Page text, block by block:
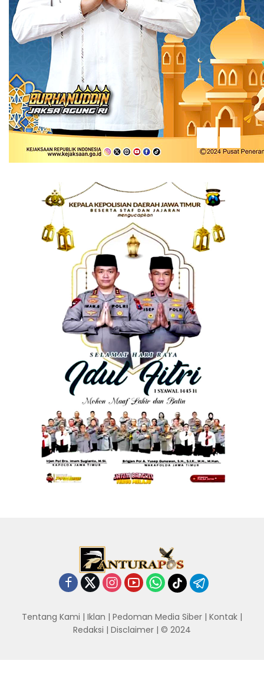
Tentang Kami | Iklan | Pedoman Media Siber | Kontak |
Redaksi | Disclaimer | © 2024